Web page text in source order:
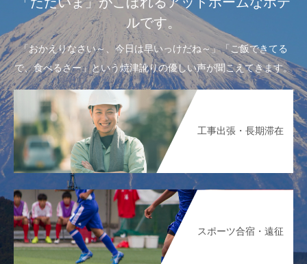
ルです。
「おかえりなさい～、今日は早いっけだね～」「ご飯できてる
で、食べるさー」という焼津訛りの優しい声が聞こえてきます。
工事出張・長期滞在
スポーツ合宿・遠征